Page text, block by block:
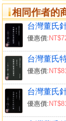
相同作者的
台灣董氏
優惠價:
台灣董氏
優惠價:
台灣董氏
優惠價: